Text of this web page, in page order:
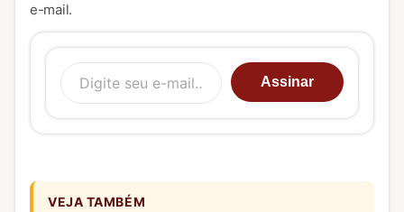
e-mail.
Digite seu e-mail…
Assinar
VEJA TAMBÉM